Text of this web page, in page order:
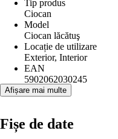
Tip produs
Ciocan
Model
Ciocan lăcătuş
Locație de utilizare
Exterior, Interior
EAN
5902062030245
Afișare mai multe
Fișe de date